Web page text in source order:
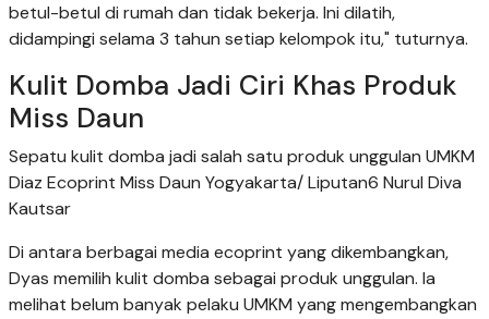
betul-betul di rumah dan tidak bekerja. Ini dilatih,
didampingi selama 3 tahun setiap kelompok itu," tuturnya.
Kulit Domba Jadi Ciri Khas Produk
Miss Daun
Sepatu kulit domba jadi salah satu produk unggulan UMKM
Diaz Ecoprint Miss Daun Yogyakarta/ Liputan6 Nurul Diva
Kautsar
Di antara berbagai media ecoprint yang dikembangkan,
Dyas memilih kulit domba sebagai produk unggulan. Ia
melihat belum banyak pelaku UMKM yang mengembangkan